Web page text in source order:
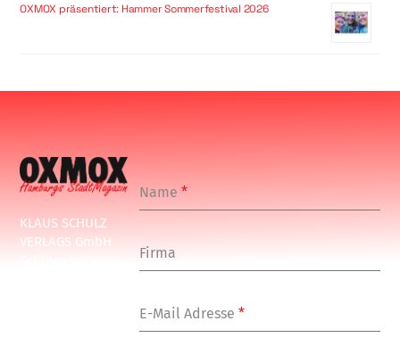
OXMOX präsentiert: Hammer Sommerfestival 2026
KLAUS SCHULZ
VERLAGS GmbH
Name*
Firma
E-Mail Adresse*